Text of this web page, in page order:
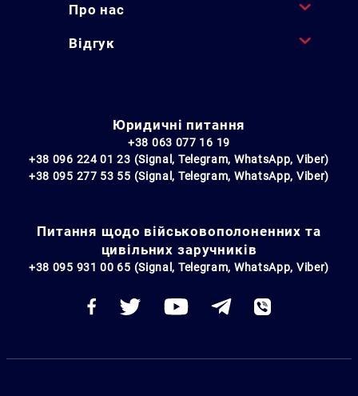
Про нас
Відгук
Юридичні питання
+38 063 077 16 19
+38 096 224 01 23 (Signal, Telegram, WhatsApp, Viber)
+38 095 277 53 55 (Signal, Telegram, WhatsApp, Viber)
Питання щодо військовополоненних та
цивільних заручників
+38 095 931 00 65 (Signal, Telegram, WhatsApp, Viber)